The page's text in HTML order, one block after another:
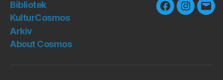
Bibliotek
KulturCosmos
Arkiv
About Cosmos
FacebookE-